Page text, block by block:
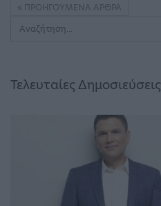
ΠΡΟΗΓΟΎΜΕΝΑ ΆΡΘΡΑ
Τελευταίες Δημοσιεύσεις